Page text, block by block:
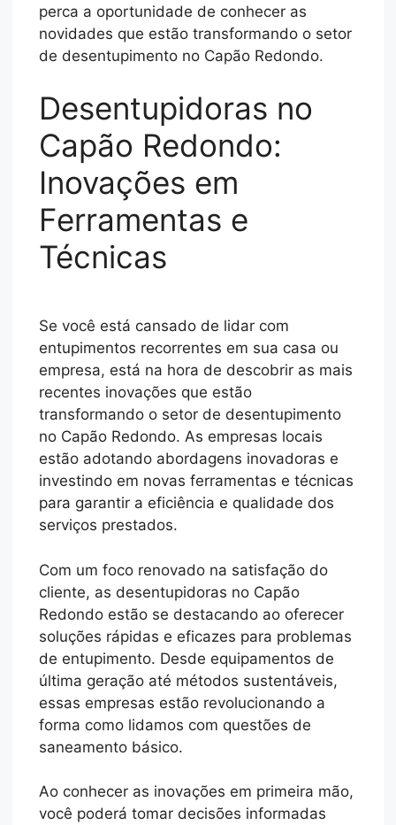
perca a oportunidade de conhecer as
novidades que estão transformando o setor
de desentupimento no Capão Redondo.
Desentupidoras no
Capão Redondo:
Inovações em
Ferramentas e
Técnicas
Se você está cansado de lidar com
entupimentos recorrentes em sua casa ou
empresa, está na hora de descobrir as mais
recentes inovações que estão
transformando o setor de desentupimento
no Capão Redondo. As empresas locais
estão adotando abordagens inovadoras e
investindo em novas ferramentas e técnicas
para garantir a eficiência e qualidade dos
serviços prestados.
Com um foco renovado na satisfação do
cliente, as desentupidoras no Capão
Redondo estão se destacando ao oferecer
soluções rápidas e eficazes para problemas
de entupimento. Desde equipamentos de
última geração até métodos sustentáveis,
essas empresas estão revolucionando a
forma como lidamos com questões de
saneamento básico.
Ao conhecer as inovações em primeira mão,
você poderá tomar decisões informadas